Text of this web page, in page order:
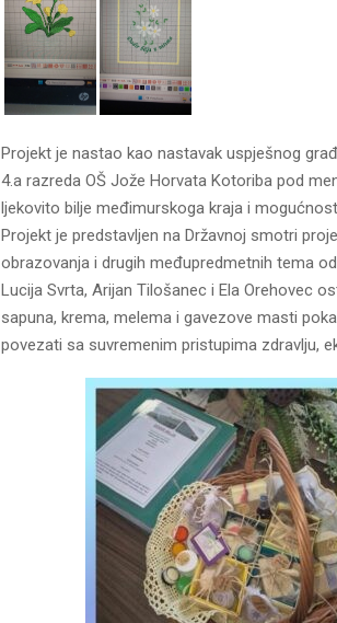
Projekt je nastao kao nastavak uspješnog
4.a razreda OŠ Jože Horvata Kotoriba pod
ljekovito bilje međimurskoga kraja i
Projekt je predstavljen na Državnoj smotri
obrazovanja i drugih međupredmetnih tema
Lucija Svrta, Arijan Tilošanec i Ela Orehovec
sapuna, krema, melema i gavezove masti
povezati sa suvremenim pristupima zdravlju,